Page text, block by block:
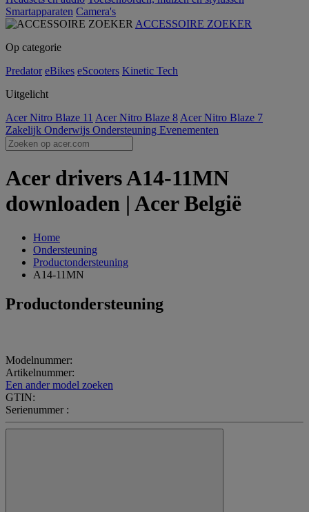
Smartapparaten Camera's
ACCESSOIRE ZOEKER
Op categorie
Predator eBikes eScooters Kinetic Tech
Uitgelicht
Acer Nitro Blaze 11 Acer Nitro Blaze 8 Acer Nitro Blaze 7
Zakelijk Onderwijs Ondersteuning Evenementen
Acer drivers A14-11MN
downloaden | Acer België
Home
Ondersteuning
Productondersteuning
A14-11MN
Productondersteuning
Modelnummer:
Artikelnummer:
Een ander model zoeken
GTIN:
Serienummer :